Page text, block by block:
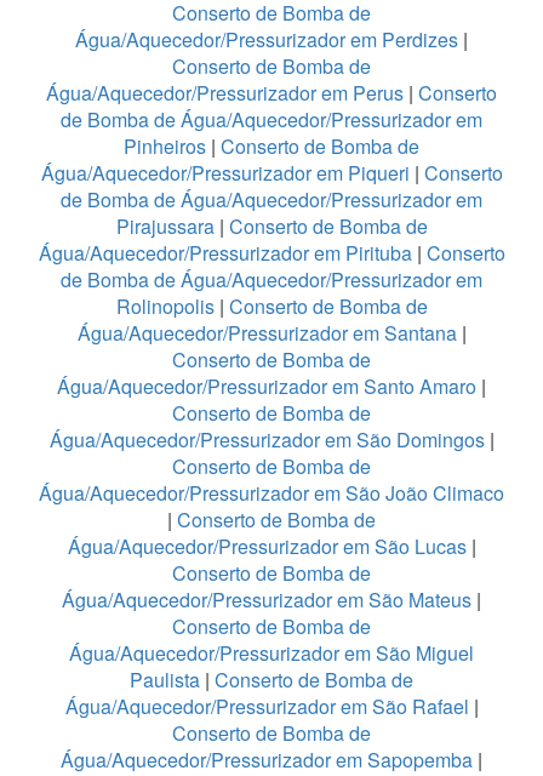
Conserto de Bomba de
Água/Aquecedor/Pressurizador em Perdizes |
Conserto de Bomba de
Água/Aquecedor/Pressurizador em Perus | Conserto
de Bomba de Água/Aquecedor/Pressurizador em
Pinheiros | Conserto de Bomba de
Água/Aquecedor/Pressurizador em Piqueri | Conserto
de Bomba de Água/Aquecedor/Pressurizador em
Pirajussara| Conserto de Bomba de
Água/Aquecedor/Pressurizador em Pirituba| Conserto
de Bomba de Água/Aquecedor/Pressurizador em
Rolinopolis| Conserto de Bomba de
Água/Aquecedor/Pressurizador em Santana|
Conserto de Bomba de
Água/Aquecedor/Pressurizador em Santo Amaro |
Conserto de Bomba de
Água/Aquecedor/Pressurizador em São Domingos|
Conserto de Bomba de
Água/Aquecedor/Pressurizador em São João Climaco
| Conserto de Bomba de
Água/Aquecedor/Pressurizador em São Lucas|
Conserto de Bomba de
Água/Aquecedor/Pressurizador em São Mateus |
Conserto de Bomba de
Água/Aquecedor/Pressurizador em São Miguel
Paulista | Conserto de Bomba de
Água/Aquecedor/Pressurizador em São Rafael |
Conserto de Bomba de
Água/Aquecedor/Pressurizador em Sapopemba |